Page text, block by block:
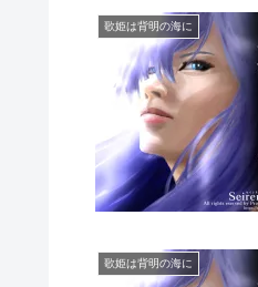
歌姫は背明の海に
歌姫は背明の海に